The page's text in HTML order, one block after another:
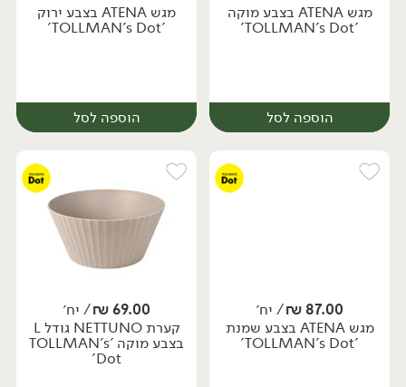
יח׳ יח׳
מגש ATENA בצבע מוקה
'TOLLMAN's Dot'
הוספה לסל
יח׳
מגש ATENA בצבע ירוק
'TOLLMAN's Dot'
הוספה לסל
יח׳
87.00
₪/ יח׳
מגש ATENA בצבע שמנת
'TOLLMAN's Dot'
69.00
₪/ יח׳
קערת NETTUNO גודל L
בצבע מוקה 'TOLLMAN's
Dot'